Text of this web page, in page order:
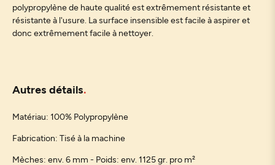
polypropylène de haute qualité est extrêmement résistante et
résistante à l'usure. La surface insensible est facile à aspirer et
donc extrêmement facile à nettoyer.
Autres détails
Matériau: 100% Polypropylène
Fabrication: Tisé à la machine
Mèches: env. 6 mm - Poids: env. 1125 gr. pro m²